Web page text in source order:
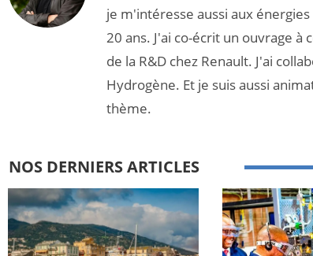
je m'intéresse aussi aux
20 ans. J'ai co-écrit un ouvrage à
de la R&D chez Renault. J'ai
Hydrogène. Et je suis aussi
thème.
NOS DERNIERS ARTICLES